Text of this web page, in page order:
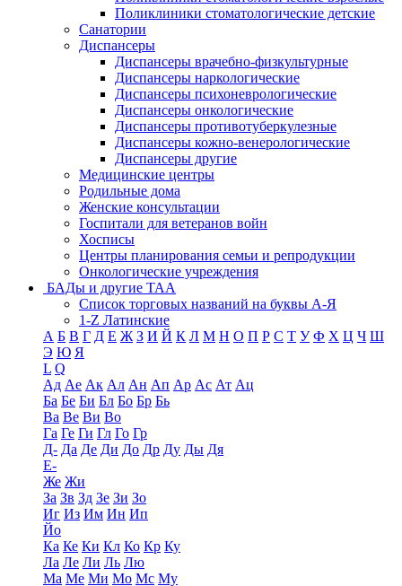
Поликлиники стоматологические детские
Санатории
Диспансеры
Диспансеры врачебно-физкультурные
Диспансеры наркологические
Диспансеры психоневрологические
Диспансеры онкологические
Диспансеры противотуберкулезные
Диспансеры кожно-венерологические
Диспансеры другие
Медицинские центры
Родильные дома
Женские консультации
Госпитали для ветеранов войн
Хосписы
Центры планирования семьи и репродукции
Онкологические учреждения
БАДы и другие ТАА
Список торговых названий на буквы А-Я
1-Z Латинские
А Б В Г Д Е Ж З И Й К Л М Н О П Р С Т У Ф Х Ц Ч Ш
Э Ю Я
L Q
Ад Ае Ак Ал Ан Ап Ар Ас Ат Ац
Ба Бе Би Бл Бо Бр Бь
Ва Ве Ви Во
Га Ге Ги Гл Го Гр
Д- Да Де Ди До Др Ду Ды Дя
Е-
Же Жи
За Зв Зд Зе Зи Зо
Иг Из Им Ин Ип
Йо
Ка Ке Ки Кл Ко Кр Ку
Ла Ле Ли Ль Лю
Ма Ме Ми Мо Мс Му